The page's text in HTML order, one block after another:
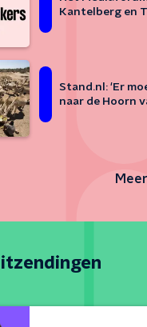
Kantelberg en
Stand.nl: 'Er
naar de Hoorn